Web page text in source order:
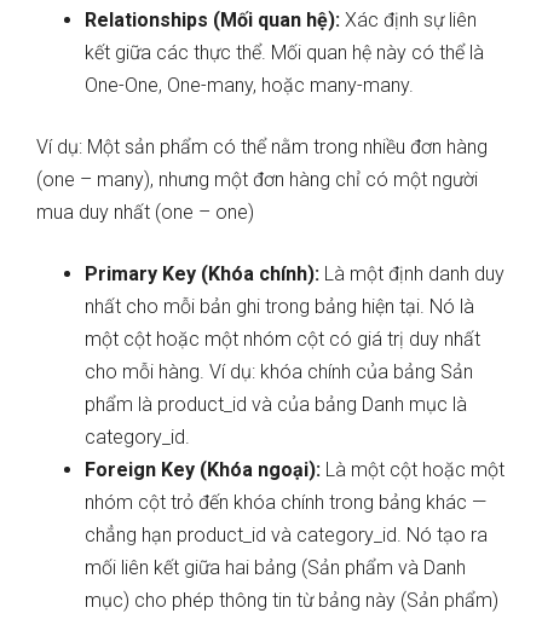
Relationships (Mối quan hệ): Xác định sự liên
kết giữa các thực thể. Mối quan hệ này có thể là
One-One, One-many, hoặc many-many.
Ví dụ: Một sản phẩm có thể nằm trong nhiều đơn hàng
(one – many), nhưng một đơn hàng chỉ có một người
mua duy nhất (one – one)
Primary Key (Khóa chính): Là một định danh duy
nhất cho mỗi bản ghi trong bảng hiện tại. Nó là
một cột hoặc một nhóm cột có giá trị duy nhất
cho mỗi hàng. Ví dụ: khóa chính của bảng Sản
phẩm là product_id và của bảng Danh mục là
category_id.
Foreign Key (Khóa ngoại): Là một cột hoặc một
nhóm cột trỏ đến khóa chính trong bảng khác —
chẳng hạn product_id và category_id. Nó tạo ra
mối liên kết giữa hai bảng (Sản phẩm và Danh
mục) cho phép thông tin từ bảng này (Sản phẩm)